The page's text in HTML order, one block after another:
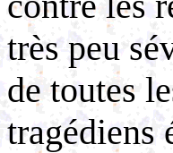
très peu
de toutes
tragédiens